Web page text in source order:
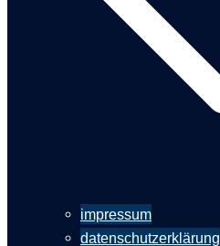
impressum
datenschutzerklärung